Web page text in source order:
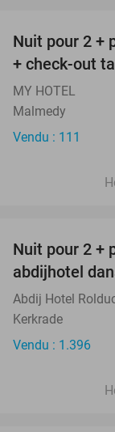
Nuit pour 2 +
+ check-out
MY HOTEL
Malmedy
Vendu : 111
Nuit pour 2 +
abdijhotel
Abdij Hotel
Kerkrade
Vendu : 1.396